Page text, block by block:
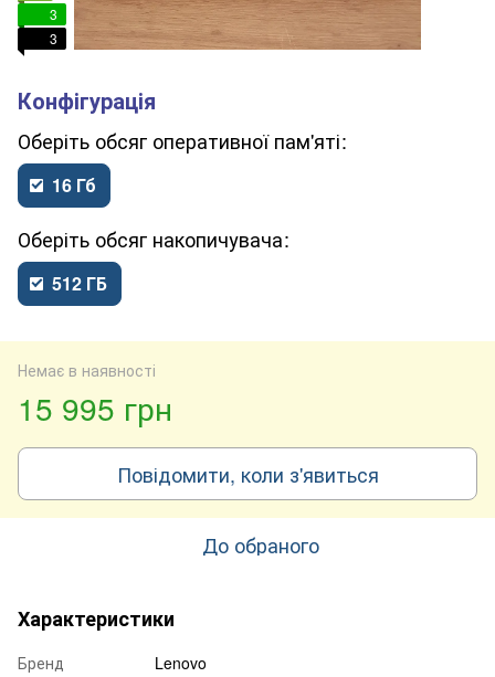
3
3
обсяг оперативної пам'яті
16 Гб
обсяг накопичувача
512 ГБ
Немає в наявності
15 995 грн
Повідомити, коли з'явиться
До обраного
Характеристики
Бренд
Lenovo